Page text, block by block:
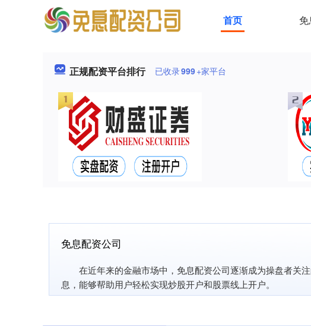
首页
正规配资平台排行 已收录999+家平台
免息配资公司
在近年来的金融市场中，免息配资公司逐渐成为操盘者关
息，能够帮助用户轻松实现炒股开户和股票线上开户。